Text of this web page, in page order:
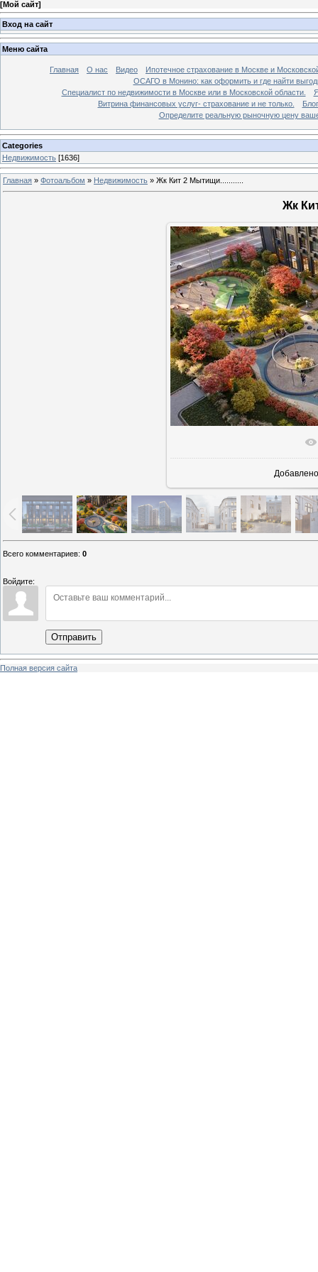
[Мой сайт]
Вход на сайт
Меню сайта
Главная О нас Видео
Ипотечное страхование в Москве и
ОСАГО в Монино: как оформить и где найти
Специалист по недвижимости в Москве или в Московской области.
Витрина финансовых услуг- страхование и не только.
Блог
Определите реальную рыночную цену
Categories
Недвижимость [1636]
Главная » Фотоальбом » Недвижимость » Жк Кит 2 Мытищи...........
Жк
В
Добавлено
Всего комментариев: 0
Войдите:
Отправить
Полная версия сайта